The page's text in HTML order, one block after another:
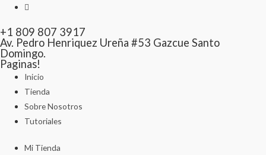
+1 809 807 3917
Av. Pedro Henriquez Ureña #53 Gazcue Santo
Domingo.
Paginas!
Inicio
Tienda
Sobre Nosotros
Tutoriales
Mi Tienda